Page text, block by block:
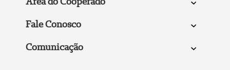
Fale Conosco
Comunicação